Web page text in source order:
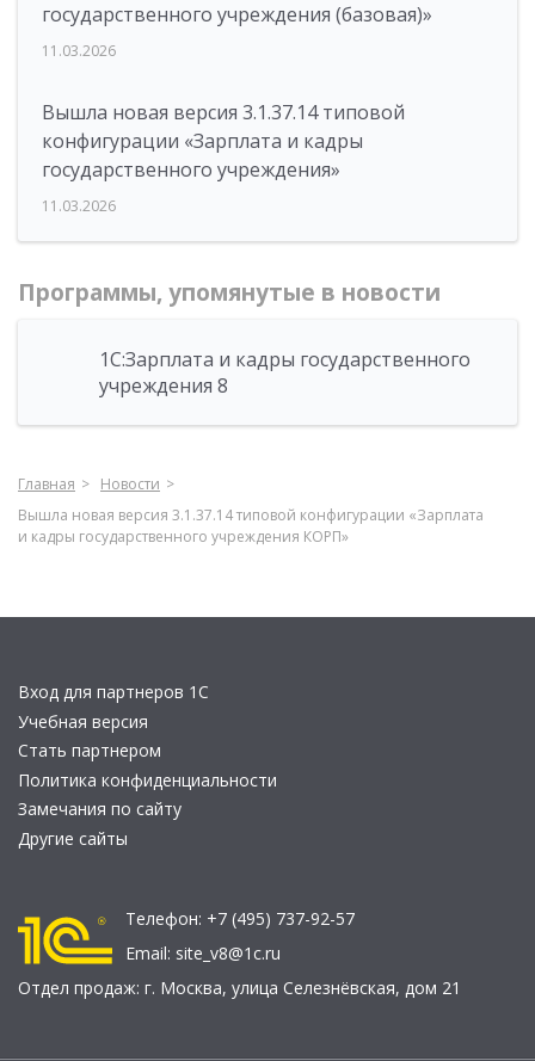
государственного учреждения (базовая)»
11.03.2026
Вышла новая версия 3.1.37.14 типовой
конфигурации «Зарплата и кадры
государственного учреждения»
11.03.2026
Программы, упомянутые в новости
1С:Зарплата и кадры государственного
учреждения 8
Главная
Новости
Вышла новая версия 3.1.37.14 типовой конфигурации «Зарплата
и кадры государственного учреждения КОРП»
Вход для партнеров 1С
Учебная версия
Стать партнером
Политика конфиденциальности
Замечания по сайту
Другие сайты
Телефон: +7 (495) 737-92-57
Email: site_v8@1c.ru
Отдел продаж: г. Москва, улица Селезнёвская, дом 21